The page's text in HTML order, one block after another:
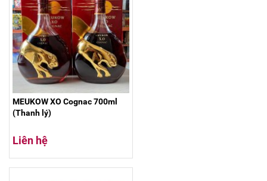
MEUKOW XO Cognac 700ml
(Thanh lý)
Liên hệ